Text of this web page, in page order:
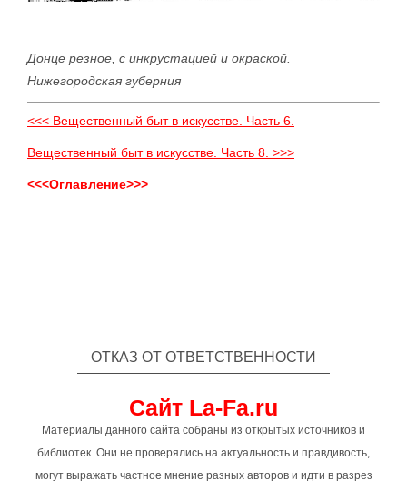
Донце резное, с инкрустацией и окраской.
Нижегородская губерния
<<< Вещественный быт в искусстве. Часть 6.
Вещественный быт в искусстве. Часть 8. >>>
<<<Оглавление>>>
ОТКАЗ ОТ ОТВЕТСТВЕННОСТИ
Сайт La-Fa.ru
Материалы данного сайта собраны из открытых источников и
библиотек. Они не проверялись на актуальность и правдивость,
могут выражать частное мнение разных авторов и идти в разрез